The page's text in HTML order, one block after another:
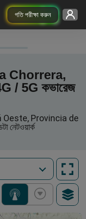
গতি পরীক্ষা করুন
Chorrera,
/ 5G কভারেজ
Oeste, Provincia de
নেটওয়ার্ক